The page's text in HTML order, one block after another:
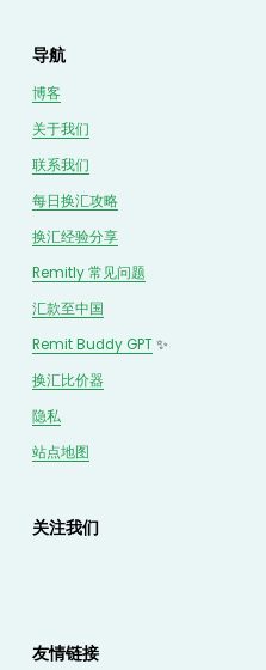
导航
博客
关于我们
联系我们
每日换汇攻略
换汇经验分享
Remitly 常见问题
汇款至中国
Remit Buddy GPT ✨
换汇比价器
隐私
站点地图
关注我们
友情链接